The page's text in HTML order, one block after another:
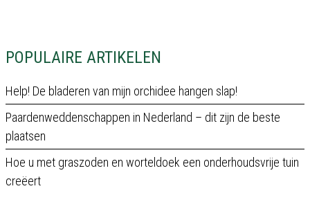
POPULAIRE ARTIKELEN
Help! De bladeren van mijn orchidee hangen slap!
Paardenweddenschappen in Nederland – dit zijn de beste
plaatsen
Hoe u met graszoden en worteldoek een onderhoudsvrije tuin
creëert